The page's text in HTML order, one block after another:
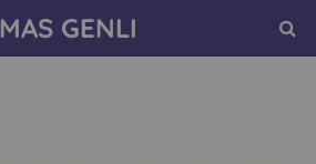
MAS GENLI